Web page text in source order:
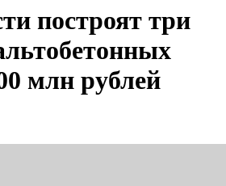
построят три
млн рублей